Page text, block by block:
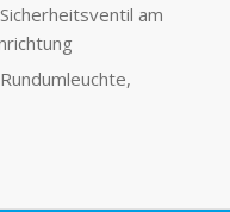
Sicherheitsventil am
Rundumleuchte,